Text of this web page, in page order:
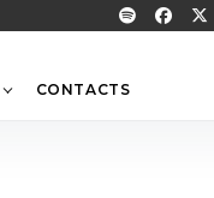
CONTACTS